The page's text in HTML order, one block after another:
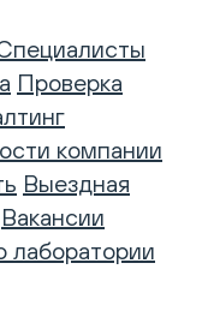
Проверка
компании
Выездная
Вакансии
лаборатории